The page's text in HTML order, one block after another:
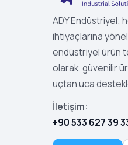
ADY Endüstriyel;
ihtiyaçlarına
endüstriyel ürün
olarak, güvenilir
uçtan uca
İletişim:
+90 533 627 39